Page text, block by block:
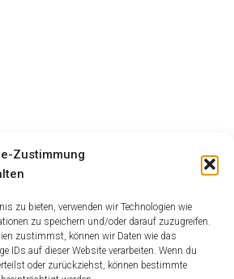
Zustimmung
zu bieten, verwenden wir Technologien wie
zu speichern und/oder darauf zuzugreifen.
zustimmst, können wir Daten wie das
IDs auf dieser Website verarbeiten. Wenn du
oder zurückziehst, können bestimmte